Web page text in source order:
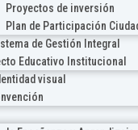
Proyectos de inversión
Plan de Participación
de Gestión Integral
Educativo Institucional
visual